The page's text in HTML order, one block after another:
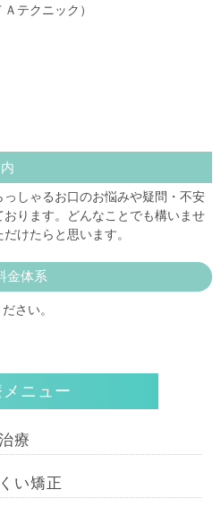
テクニック）
しゃるお口のお悩みや疑問・不安
ります。どんなことでも構いませ
けたらと思います。
金体系
さい。
ニュー
療
い矯正